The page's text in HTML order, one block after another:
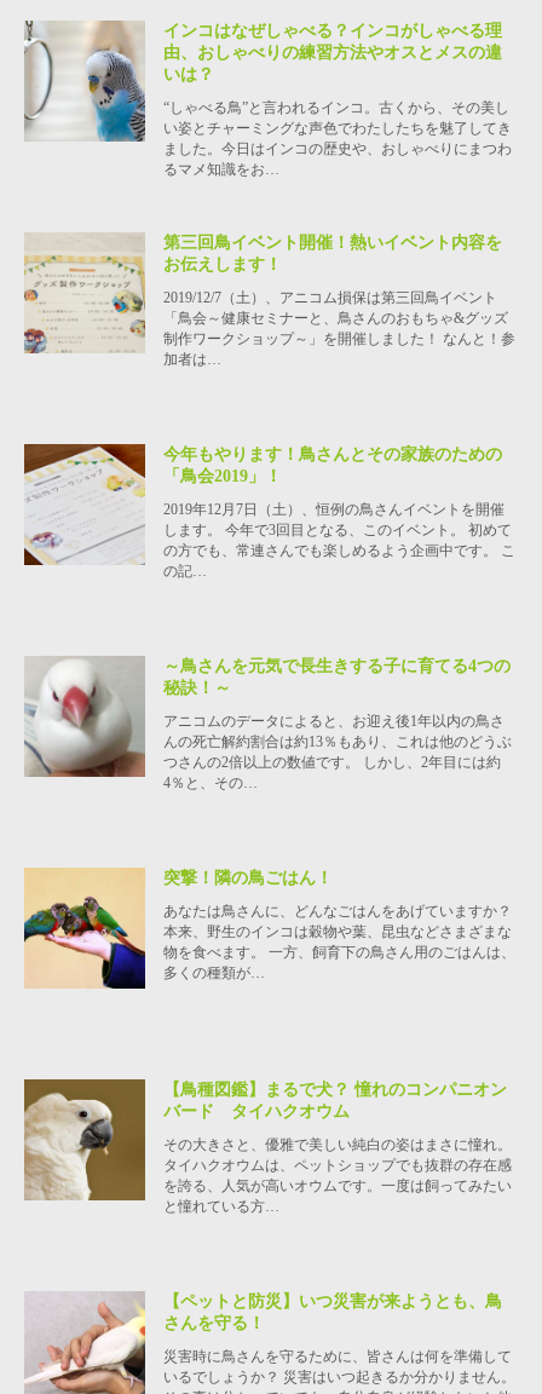
インコはなぜしゃべる？インコがしゃべる理
由、おしゃべりの練習方法やオスとメスの違
いは？
“しゃべる鳥”と言われるインコ。古くから、その美し
い姿とチャーミングな声色でわたしたちを魅了してき
ました。今日はインコの歴史や、おしゃべりにまつわ
るマメ知識をお…
第三回鳥イベント開催！熱いイベント内容を
お伝えします！
2019/12/7（土）、アニコム損保は第三回鳥イベント
「鳥会～健康セミナーと、鳥さんのおもちゃ&グッズ
制作ワークショップ～」を開催しました！ なんと！参
加者は…
今年もやります！鳥さんとその家族のための
「鳥会2019」！
2019年12月7日（土）、恒例の鳥さんイベントを開催
します。 今年で3回目となる、このイベント。 初めて
の方でも、常連さんでも楽しめるよう企画中です。 こ
の記…
～鳥さんを元気で長生きする子に育てる4つの
秘訣！～
アニコムのデータによると、お迎え後1年以内の鳥さ
んの死亡解約割合は約13％もあり、これは他のどうぶ
つさんの2倍以上の数値です。 しかし、2年目には約
4％と、その…
突撃！隣の鳥ごはん！
あなたは鳥さんに、どんなごはんをあげていますか？
本来、野生のインコは穀物や葉、昆虫などさまざまな
物を食べます。 一方、飼育下の鳥さん用のごはんは、
多くの種類が…
【鳥種図鑑】まるで犬？ 憧れのコンパニオン
バード タイハクオウム
その大きさと、優雅で美しい純白の姿はまさに憧れ。
タイハクオウムは、ペットショップでも抜群の存在感
を誇る、人気が高いオウムです。一度は飼ってみたい
と憧れている方…
【ペットと防災】いつ災害が来ようとも、鳥
さんを守る！
災害時に鳥さんを守るために、皆さんは何を準備して
いるでしょうか？ 災害はいつ起きるか分かりません。